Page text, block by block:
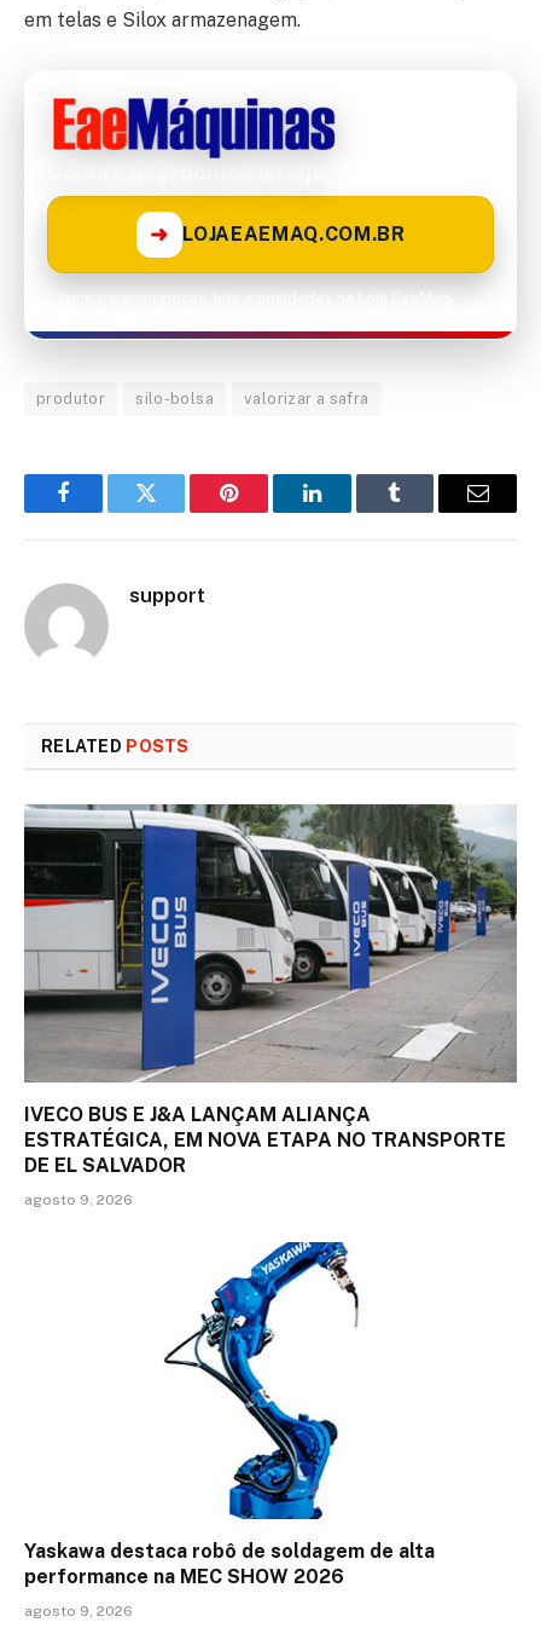
em telas e Silox armazenagem.
➜ LOJAEAEMAQ.COM.BR
produtor silo-bolsa valorizar a safra
FacebookTwitter Pinterest LinkedInTumblr Email
support
RELATED POSTS
IVECO BUS E J&A LANÇAM ALIANÇA
ESTRATÉGICA, EM NOVA ETAPA NO TRANSPORTE
DE EL SALVADOR
agosto 9, 2026
Yaskawa destaca robô de soldagem de alta
performance na MEC SHOW 2026
agosto 9, 2026